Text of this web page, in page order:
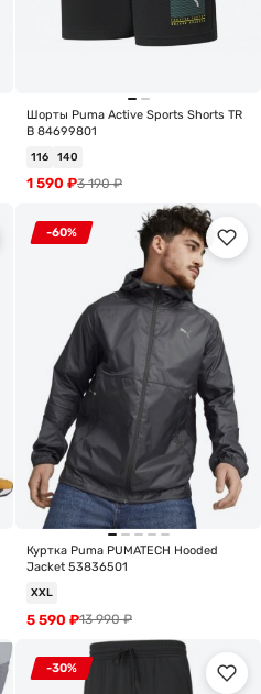
Шорты Puma Active Sports Shorts TR
B 84699801
116 140
3 190₽
1 590 ₽
-60%
Куртка Puma PUMATECH Hooded
Jacket 53836501
XXL
13 990₽
5 590 ₽
-30%